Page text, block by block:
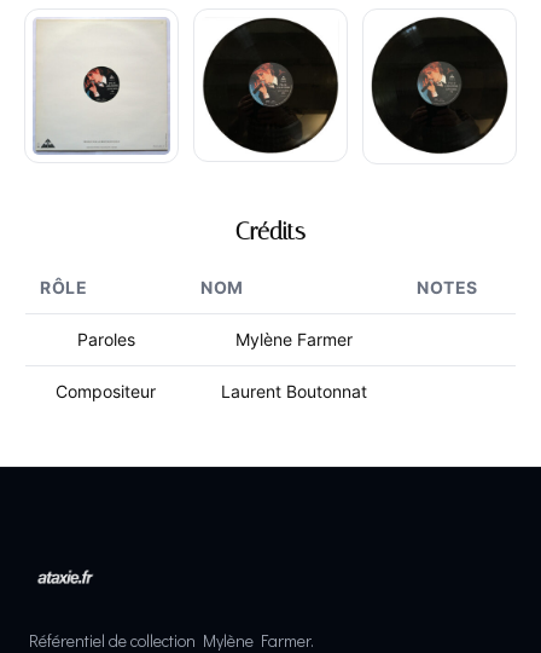
Crédits
RÔLE NOM NOTES
Paroles Mylène Farmer
Compositeur Laurent Boutonnat
Référentiel de collection Mylène Farmer.